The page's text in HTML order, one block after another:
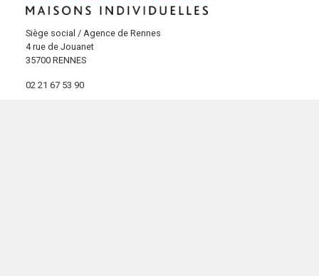
Siège social / Agence de Rennes
4 rue de Jouanet
35700 RENNES
02 21 67 53 90